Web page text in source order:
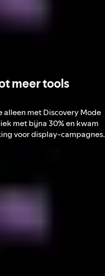
meer tools
alleen met Discovery Mode
met bijna 30% en kwam
voor display-campagnes.